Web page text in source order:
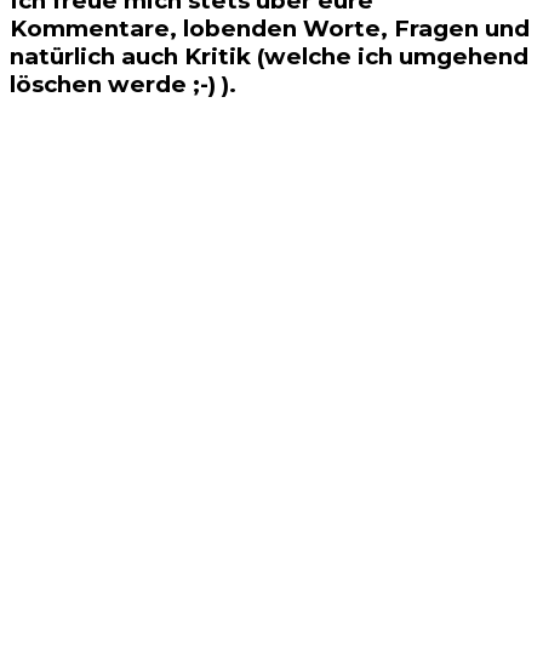
Kommentare, lobenden Worte, Fragen und
natürlich auch Kritik (welche ich umgehend
löschen werde ;-) ).